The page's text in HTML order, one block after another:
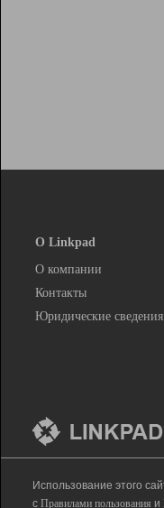
О Linkpad
О компании
Контакты
Юридические сведения
Использование этого
с Правилами пользования и